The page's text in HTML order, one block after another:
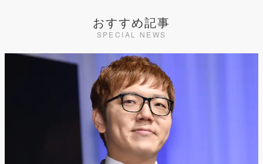
おすすめ記事
SPECIAL NEWS